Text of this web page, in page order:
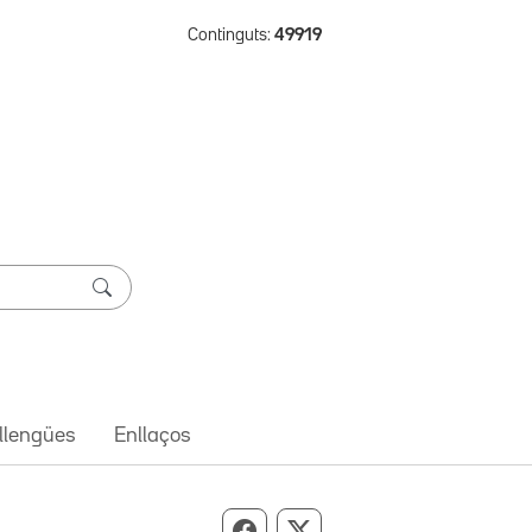
Continguts: 49919
Enllaços